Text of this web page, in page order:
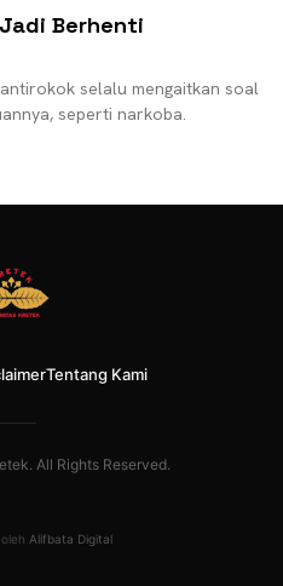
Berhenti
selalu mengaitkan soal
seperti narkoba.
Tentang Kami
All Rights Reserved.
Alifbata Digital